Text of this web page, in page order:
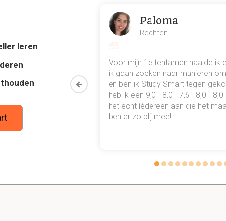
Laat hier meer flashcards zien
vang ik fluctuaties op in vraag en aanbod?
Yieldmanagement
als mijn klant ontevreden is en dat wil uiten?
leren
al mn
een heel
gewoon
Paloma
Rechten
Voor mijn 1e tentamen haalde ik
ik gaan zoeken naar manieren
en ben ik Study Smart tegen
heb ik een 9,0 - 8,0 - 7,6 - 8,0 -
het echt íédereen aan die het
ben er zo blij mee!!